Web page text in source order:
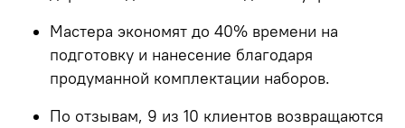
Мастера экономят до 40% времени на
подготовку и нанесение благодаря
продуманной комплектации наборов.
По отзывам, 9 из 10 клиентов возвращаются